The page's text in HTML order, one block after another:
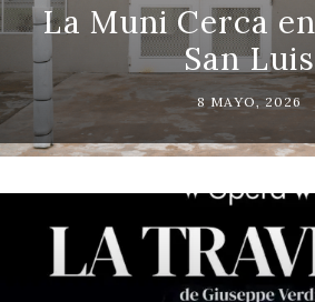
La Muni Cerca
San Luis
8 MAYO, 2026